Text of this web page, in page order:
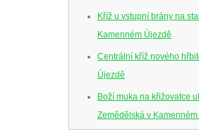
Kříž u vstupní brány na
Kamenném Újezdě
Centrální kříž nového
Újezdě
Boží muka na křižovatce
Zemědělská v